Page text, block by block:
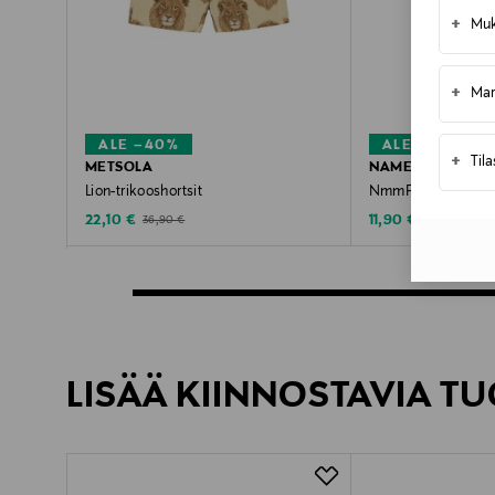
+
+
+
ALE –40%
METSOLA
Lion-trikooshortsit
Discounted Price
22,10 € Original Price
36,90 €
ALE –40%
NAME IT
NmmFinti Regular
Discounted Price
11,90 €
LISÄÄ KIINNOSTAVIA